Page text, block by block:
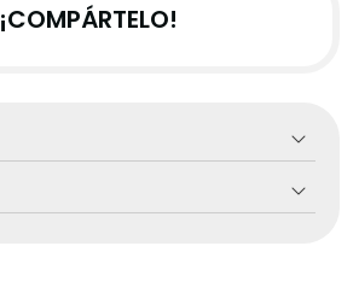
¡COMPÁRTELO!